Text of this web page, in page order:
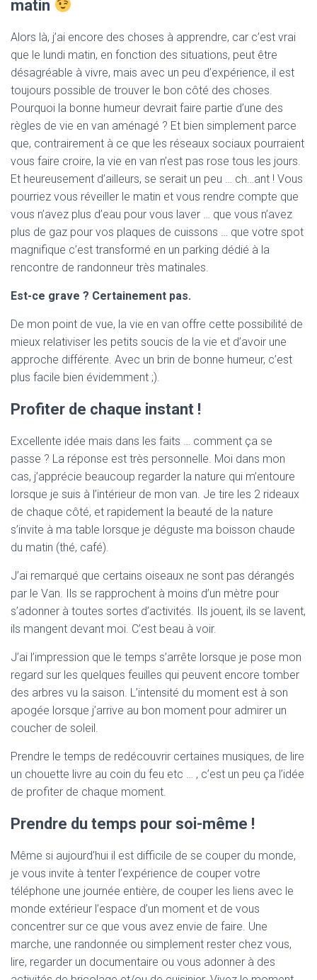
matin
Alors là, j’ai encore des choses à apprendre, car c’est vrai
que le lundi matin, en fonction des situations, peut être
désagréable à vivre, mais avec un peu d’expérience, il est
toujours possible de trouver le bon côté des choses.
Pourquoi la bonne humeur devrait faire partie d’une des
règles de vie en van aménagé ? Et bien simplement parce
que, contrairement à ce que les réseaux sociaux pourraient
vous faire croire, la vie en van n’est pas rose tous les jours.
Et heureusement d’ailleurs, se serait un peu … ch…ant ! Vous
pourriez vous réveiller le matin et vous rendre compte que
vous n’avez plus d’eau pour vous laver … que vous n’avez
plus de gaz pour vos plaques de cuissons … que votre spot
magnifique c’est transformé en un parking dédié à la
rencontre de randonneur très matinales.
Est-ce grave ? Certainement pas.
De mon point de vue, la vie en van offre cette possibilité de
mieux relativiser les petits soucis de la vie et d’avoir une
approche différente. Avec un brin de bonne humeur, c’est
plus facile bien évidemment ;).
Profiter de chaque instant !
Excellente idée mais dans les faits … comment ça se
passe ? La réponse est très personnelle. Moi dans mon
cas, j’apprécie beaucoup regarder la nature qui m’entoure
lorsque je suis à l’intérieur de mon van. Je tire les 2 rideaux
de chaque côté, et rapidement la beauté de la nature
s’invite à ma table lorsque je déguste ma boisson chaude
du matin (thé, café).
J’ai remarqué que certains oiseaux ne sont pas dérangés
par le Van. Ils se rapprochent à moins d’un mètre pour
s’adonner à toutes sortes d’activités. Ils jouent, ils se lavent,
ils mangent devant moi. C’est beau à voir.
J’ai l’impression que le temps s’arrête lorsque je pose mon
regard sur les quelques feuilles qui peuvent encore tomber
des arbres vu la saison. L’intensité du moment est à son
apogée lorsque j’arrive au bon moment pour admirer un
coucher de soleil.
Prendre le temps de redécouvrir certaines musiques, de lire
un chouette livre au coin du feu etc … , c’est un peu ça l’idée
de profiter de chaque moment.
Prendre du temps pour soi-même !
Même si aujourd’hui il est difficile de se couper du monde,
je vous invite à tenter l’expérience de couper votre
téléphone une journée entière, de couper les liens avec le
monde extérieur l’espace d’un moment et de vous
concentrer sur ce que vous avez envie de faire. Une
marche, une randonnée ou simplement rester chez vous,
lire, regarder un documentaire ou vous adonner à des